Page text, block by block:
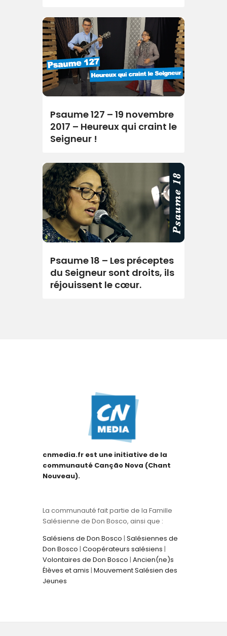
Psaume 127 – 19 novembre
2017 – Heureux qui craint le
Seigneur !
Psaume 18 – Les préceptes
du Seigneur sont droits, ils
réjouissent le cœur.
cnmedia.fr est une initiative de la
communauté Canção Nova (Chant
Nouveau).
La communauté fait partie de la Famille
Salésienne de Don Bosco, ainsi que :
Salésiens de Don Bosco | Salésiennes de
Don Bosco | Coopérateurs salésiens |
Volontaires de Don Bosco | Ancien(ne)s
Élèves et amis | Mouvement Salésien des
Jeunes